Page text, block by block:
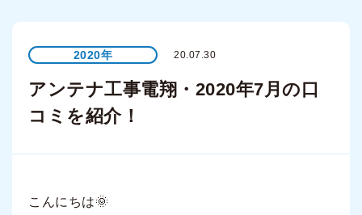
2020年 20.07.30
アンテナ工事電翔・2020年7月の口
コミを紹介！
こんにちは🌞